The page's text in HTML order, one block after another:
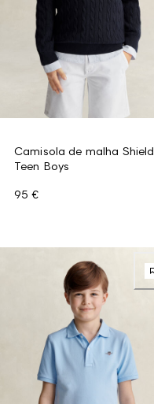
Camisola de malha Shield
Teen Boys
95 €